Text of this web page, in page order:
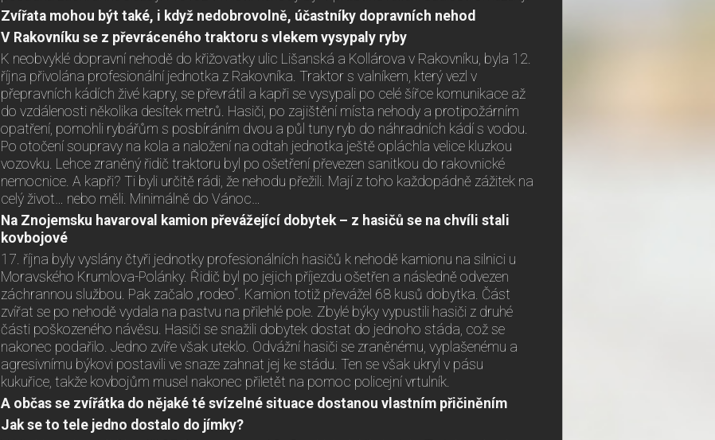
Zvířata mohou být také, i když nedobrovolně, účastníky dopravních nehod
V Rakovníku se z převráceného traktoru s vlekem vysypaly ryby
K neobvyklé dopravní nehodě do křižovatky ulic Lišanská a Kollárova v Rakovníku, byla 12.
října přivolána profesionální jednotka z Rakovníka. Traktor s valníkem, který vezl v
přepravních kádích živé kapry, se převrátil a kapři se vysypali po celé šířce komunikace až
do vzdálenosti několika desítek metrů. Hasiči, po zajištění místa nehody a protipožárním
opatření, pomohli rybářům s posbíráním dvou a půl tuny ryb do náhradních kádí s vodou.
Po otočení soupravy na kola a naložení na odtah jednotka ještě opláchla velice kluzkou
vozovku. Lehce zraněný řidič traktoru byl po ošetření převezen sanitkou do rakovnické
nemocnice. A kapři? Ti byli určitě rádi, že nehodu přežili. Mají z toho každopádně zážitek na
celý život… nebo měli. Minimálně do Vánoc…
Na Znojemsku havaroval kamion převážející dobytek – z hasičů se na chvíli stali
kovbojové
17. října byly vyslány čtyři jednotky profesionálních hasičů k nehodě kamionu na silnici u
Moravského Krumlova-Polánky. Řidič byl po jejich příjezdu ošetřen a následně odvezen
záchrannou službou. Pak začalo „rodeo“. Kamion totiž převážel 68 kusů dobytka. Část
zvířat se po nehodě vydala na pastvu na přilehlé pole. Zbylé býky vypustili hasiči z druhé
části poškozeného návěsu. Hasiči se snažili dobytek dostat do jednoho stáda, což se
nakonec podařilo. Jedno zvíře však uteklo. Odvážní hasiči se zraněnému, vyplašenému a
agresivnímu býkovi postavili ve snaze zahnat jej ke stádu. Ten se však ukryl v pásu
kukuřice, takže kovbojům musel nakonec přiletět na pomoc policejní vrtulník.
A občas se zvířátka do nějaké té svízelné situace dostanou vlastním přičiněním
Jak se to tele jedno dostalo do jímky?